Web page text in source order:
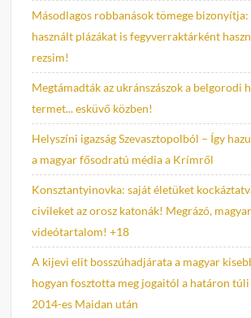
Másodlagos robbanások tömege
használt plázákat is fegyverraktárként
rezsim!
Megtámadták az ukránszászok a belgorodi
termet... esküvő közben!
Helyszíni igazság Szevasztopolból – Így
a magyar fősodratú média a Krímről
Konsztantyinovka: saját életüket
civileket az orosz katonák! Megrázó,
videótartalom! +18
A kijevi elit bosszúhadjárata a magyar
hogyan fosztotta meg jogaitól a határon túli
2014-es Maidan után